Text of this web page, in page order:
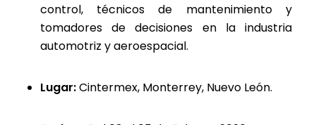
control, técnicos de mantenimiento y
tomadores de decisiones en la industria
automotriz y aeroespacial.
Lugar:Cintermex, Monterrey, Nuevo León.